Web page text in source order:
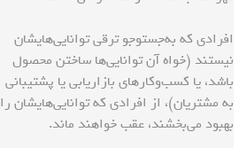
افرادی که به‌جستوجو ترقی توانایی‌هایشان
نیستند (خواه آن توانایی‌ها ساختن محصول
باشد، یا کسب‌وکارهای بازاریابی یا پشتیبانی
به مشتریان)، از افرادی که توانایی‌هایشان را
بهبود می‌بخشند، عقب خواهند ماند.